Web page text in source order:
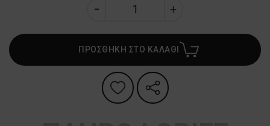
ΠΡΟΣΘΗΚΗ ΣΤΟ ΚΑΛΑΘΙ